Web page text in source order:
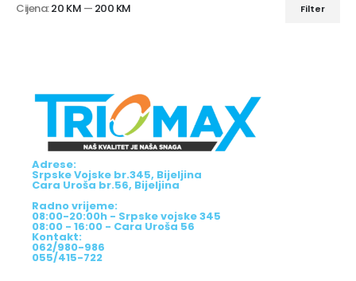
Filter
Cijena:20 KM — 200 KM
Adrese:
Srpske Vojske br.345, Bijeljina
Cara Uroša br.56, Bijeljina
Radno vrijeme:
08:00-20:00h - Srpske vojske 345
08:00 - 16:00 - Cara Uroša 56
Kontakt:
062/980-986
055/415-722